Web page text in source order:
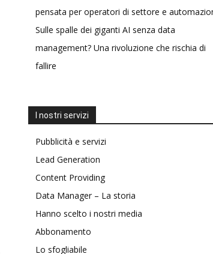
pensata per operatori di settore e
Sulle spalle dei giganti AI senza data
management? Una rivoluzione che rischia di
fallire
I nostri servizi
Pubblicità e servizi
Lead Generation
Content Providing
Data Manager – La storia
Hanno scelto i nostri media
Abbonamento
Lo sfogliabile